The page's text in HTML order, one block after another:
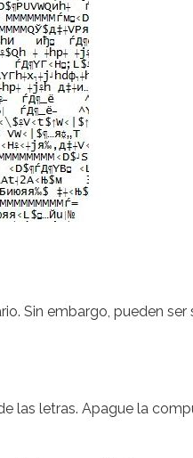
Sin embargo, pueden
las letras. Apague la